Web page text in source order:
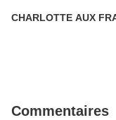
CHARLOTTE AUX
Commentaires